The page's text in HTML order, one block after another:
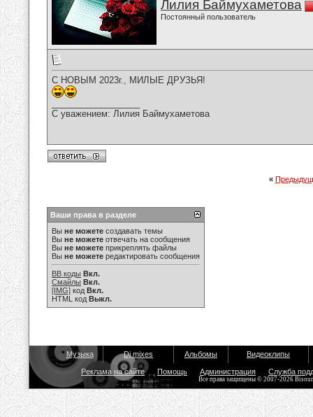
Лилия Баймухаметова
Постоянный пользователь
С НОВЫМ 2023г., МИЛЫЕ ДРУЗЬЯ!
С уважением: Лилия Баймухаметова
«
Ваши права в разделе
Вы не можете создавать темы
Вы не можете отвечать на сообщения
Вы не можете прикреплять файлы
Вы не можете редактировать сообщения
BB коды Вкл.
Смайлы Вкл.
[IMG] код Вкл.
HTML код Выкл.
Музыка Dj mixes Альбомы Видеоклипы
Реклама на сайте Помощь Администрация Служба
Все права защищены © 2007-2026